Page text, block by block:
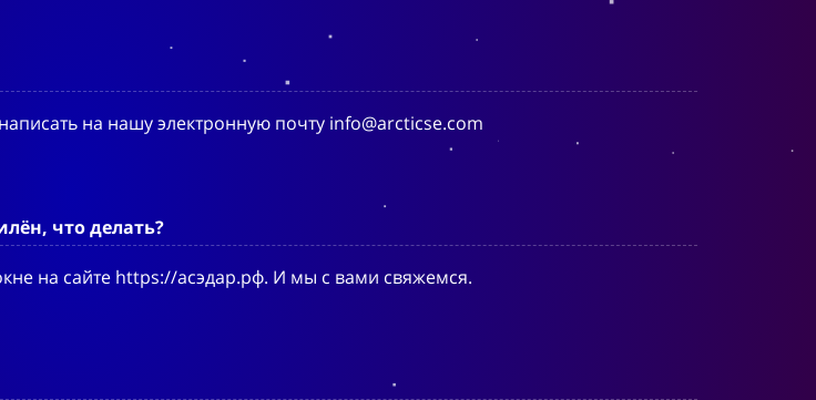
на нашу электронную почту info@arcticse.com
что делать?
на сайте https://асэдар.рф. И мы с вами свяжемся.